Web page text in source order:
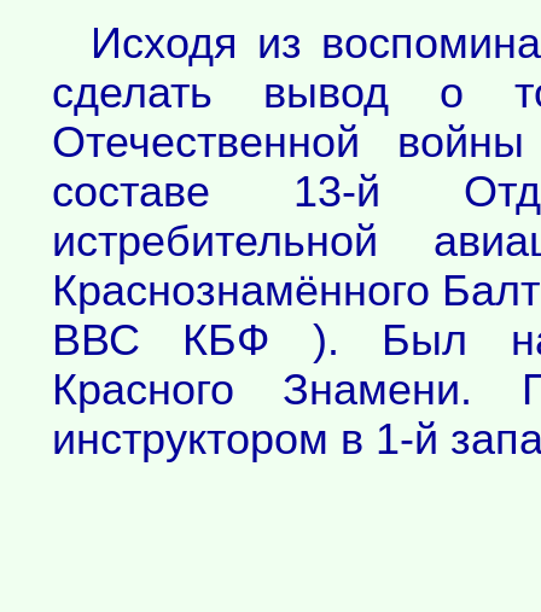
Исходя из
сделать вывод о
Отечественной
составе 13-й
истребительной
Краснознамённого
ВВС КБФ ). Был
Красного Знамени.
инструктором в 1-й